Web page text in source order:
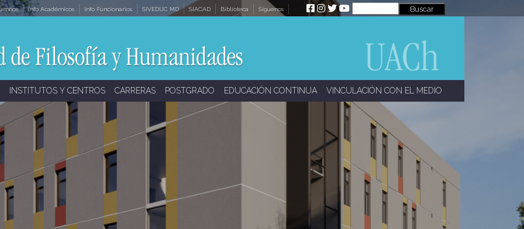
Info Académicos Info Funcionarios SIVEDUC MD SIACAD Biblioteca Síguenos
INSTITUTOS Y CENTROS CARRERAS POSTGRADO EDUCACIÓN CONTINUA VINCULACIÓN CON EL MEDIO